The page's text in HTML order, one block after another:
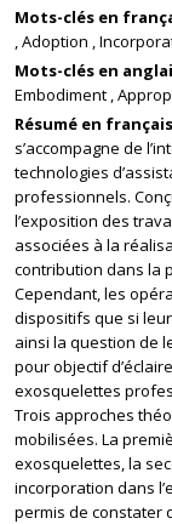
Mots-clés en
Adoption
Mots-clés en
Embodiment
Résumé en français
s’accompagne de
technologies
professionnels.
l’exposition des
associées à la
contribution dans la
Cependant, les
dispositifs que si
ainsi la question de
pour objectif
exosquelettes
Trois approches
mobilisées. La
exosquelettes, la
incorporation dans
permis de constater